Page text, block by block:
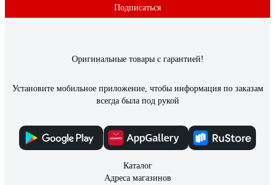
Подписаться
Оригинальные товары с гарантией!
Установите мобильное приложение, чтобы информация по заказам
всегда была под рукой
Каталог
Адреса магазинов